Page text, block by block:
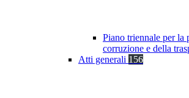
Piano triennale per la
corruzione e della
Atti generali 156